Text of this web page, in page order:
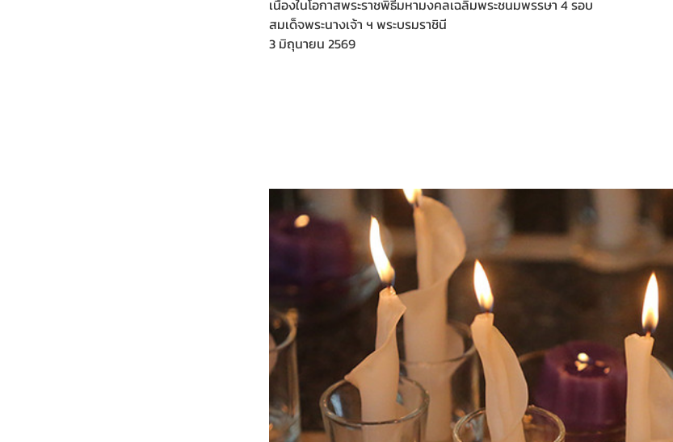
เนื่องในโอกาสพระราชพิธีมหามงคลเฉลิมพระชนมพรรษา 4 รอบ
สมเด็จพระนางเจ้า ฯ พระบรมราชินี
3 มิถุนายน 2569